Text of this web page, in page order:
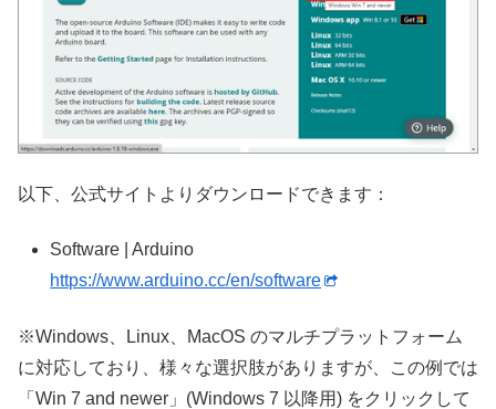
以下、公式サイトよりダウンロードできます：
Software | Arduino
https://www.arduino.cc/en/software
※Windows、Linux、MacOS のマルチプラットフォーム
に対応しており、様々な選択肢がありますが、この例では
「Win 7 and newer」(Windows 7 以降用) をクリックして